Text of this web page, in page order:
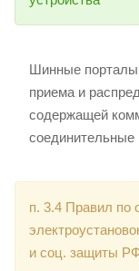
Шинные порталы
приема и
содержащей
соединительные
п. 3.4 Правил по
и соц. защиты